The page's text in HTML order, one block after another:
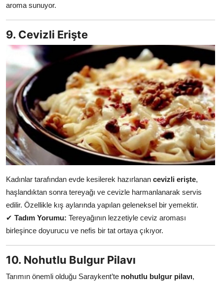
aroma sunuyor.
9. Cevizli Erişte
Kadınlar tarafından evde kesilerek hazırlanan cevizli erişte,
haşlandıktan sonra tereyağı ve cevizle harmanlanarak servis
edilir. Özellikle kış aylarında yapılan geleneksel bir yemektir.
✔ Tadım Yorumu: Tereyağının lezzetiyle ceviz aroması
birleşince doyurucu ve nefis bir tat ortaya çıkıyor.
10. Nohutlu Bulgur Pilavı
Tarımın önemli olduğu Saraykent’te nohutlu bulgur pilavı,